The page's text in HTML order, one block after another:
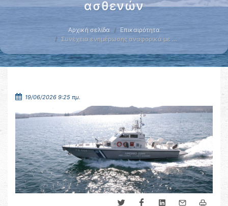
ασθενών
Αρχική σελίδα
Επικαιρότητα
Συνέχεια ενημέρωσης αναφορικά με …
19/06/2026 9:25 πμ.